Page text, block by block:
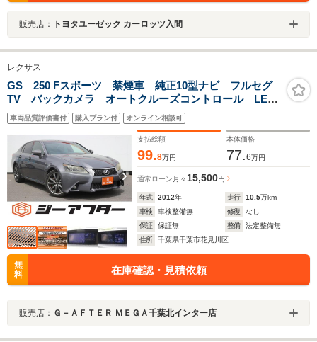
販売店： トヨタユーゼック カーロッツ入間
レクサス
GS 250 Fスポーツ 禁煙車 純正10型ナビ フルセグ
TV バックカメラ オートクルーズコントロール LED
ヘッドライト ETC シートヒーター 電動リアゲー
ト 純正19インチAW 電動格納式ドアミラー シートエ
アコン
車両品質評価書付 購入プラン付 オンライン相談可
支払総額
99.8万円
本体価格
77.6万円
通常ローン 月々15,500円
年式 2012年 走行 10.5万km
車検
車検整備無 修復
なし
保証
保証無 整備
法定整備無
住所
千葉県千葉市花見川区
無
料
在庫確認・見積依頼
販売店： Ｇ－ＡＦＴＥＲ ＭＥＧＡ千葉北インター店